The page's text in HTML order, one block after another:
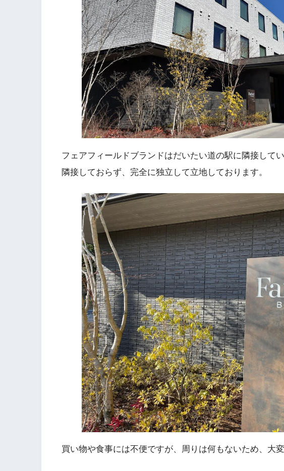
フェアフィールドブランドはだいたい道の駅に隣接して
隣接しておらず、完全に独立して立地しております。
買い物や食事には不便ですが、周りは何もないため、大変